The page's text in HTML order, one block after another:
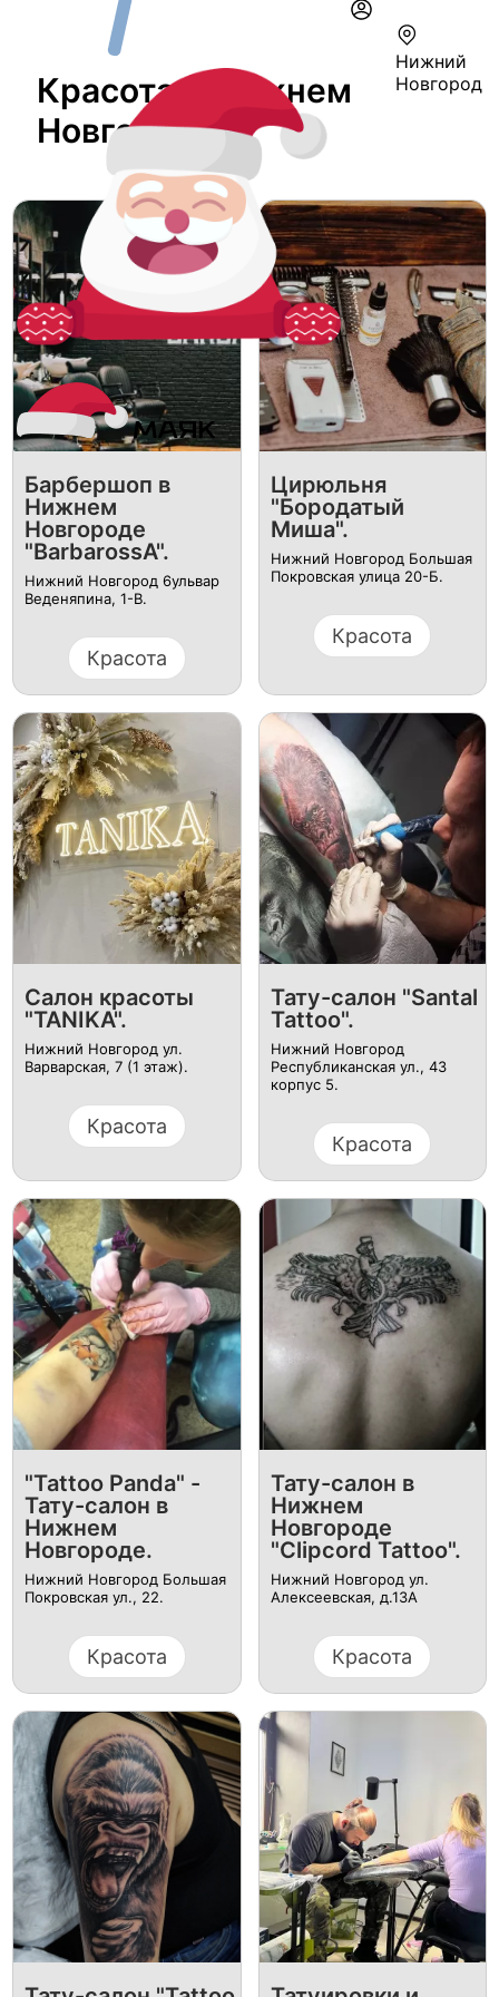
Нижний
Новгород
Красота В Нижнем
Новгороде
Барбершоп в
Нижнем
Новгороде
"BarbarossA".
Нижний Новгород 6ульвар
Веденяпина, 1-В.
Красота
Цирюльня
"Бородатый
Миша".
Нижний Новгород Большая
Покровская улица 20-Б.
Красота
Салон красоты
"TANIKA".
Нижний Новгород ул.
Варварская, 7 (1 этаж).
Красота
Тату-салон "Santal
Tattoo".
Нижний Новгород
Республиканская ул., 43
корпус 5.
Красота
"Tattoo Panda" -
Тату-салон в
Нижнем
Новгороде.
Нижний Новгород Большая
Покровская ул., 22.
Красота
Тату-салон в
Нижнем
Новгороде
"Clipcord Tattoo".
Нижний Новгород ул.
Алексеевская, д.13А
Красота